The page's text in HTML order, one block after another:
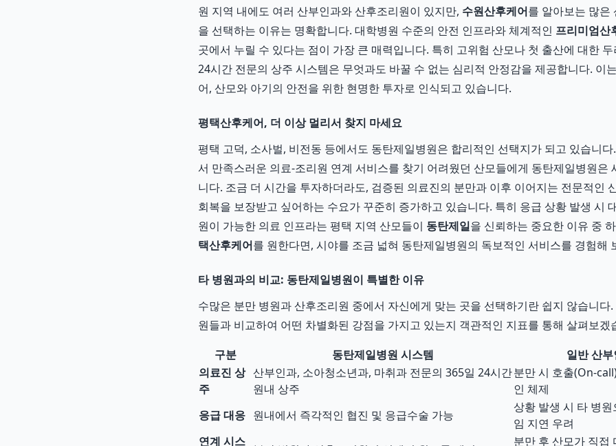
원 지역 내에도 여러 산부인과와 산후조리원이 있지만, 수원산후케어를 알아보는 많은
을 선택하는 이유는 명확합니다. 대학병원 수준의 안전 인프라와 체계적인 프리미엄산
곳에서 누릴 수 있다는 점이 가장 큰 매력입니다. 특히 고위험 산모나 첫 출산에 대한
24시간 전문의 상주 시스템은 무엇과도 바꿀 수 없는 심리적 안정감을 제공합니다. 이
어, 산모와 아기의 안전을 위한 현명한 투자로 인식되고 있습니다.
평택산후케어, 더 이상 멀리서 찾지 마세요
평택 고덕, 소사벌, 비전동 등에서도 동탄제일병원은 합리적인 선택지가 되고 있습니
서 만족스러운 의료-조리원 연계 서비스를 찾기 어려웠던 산모들에게 동탄제일병원은
니다. 조금 더 시간을 투자하더라도, 검증된 의료진의 분만과 이후 이어지는 전문적인
회복을 보장받고 싶어하는 수요가 꾸준히 증가하고 있습니다. 특히 응급 상황 발생 시
원이 가능한 의료 인프라는 평택 지역 산모들이 동탄제일을 신뢰하는 중요한 이유 중
택산후케어를 원한다면, 시야를 조금 넓혀 동탄제일병원의 독보적인 서비스를 경험해
타 병원과의 비교: 동탄제일병원이 특별한 이유
수많은 분만 병원과 산후조리원 중에서 자신에게 맞는 곳을 선택하기란 쉽지 않습니다
원들과 비교하여 어떤 차별화된 강점을 가지고 있는지 객관적인 지표를 통해 살펴보겠
구분
동탄제일병원 시스템
일반 산
의료진 상
주
산부인과, 소아청소년과, 마취과 전문의 365일 24시간
원내 상주
분만 시 호출(On-
인 체제
응급 대응 원내에서 즉각적인 협진 및 응급수술 가능
상황 발생 시 타 병
임 지연 우려
연계 시스
분만 후 산모가 직접